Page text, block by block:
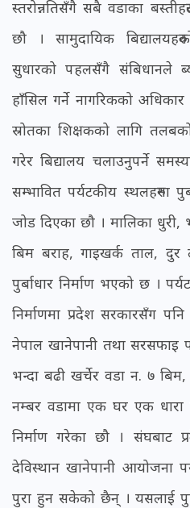
स्तरोन्नतिसँगै सबै वडाका
छौ । सामुदायिक
सुधारको पहलसँगै संबिधानले
हाँसिल गर्ने नागरिकको
स्रोतका शिक्षकको लागि
गरेर बिद्यालय चलाउनुपर्ने
सम्भावित पर्यटकीय स्थलहरुमा
जोड दिएका छौ । मालिका धुरी,
बिम बराह, गाइखर्क ताल,
पुर्बाधार निर्माण भएको छ ।
निर्माणमा प्रदेश सरकारसँग
नेपाल खानेपानी तथा सरसफाइ
भन्दा बढी खर्चेर वडा न. ७
नम्बर वडामा एक घर एक
निर्माण गरेका छौ । संघबाट
देविस्थान खानेपानी आयोजना
पुरा हुन सकेको छैन् । यसलाई